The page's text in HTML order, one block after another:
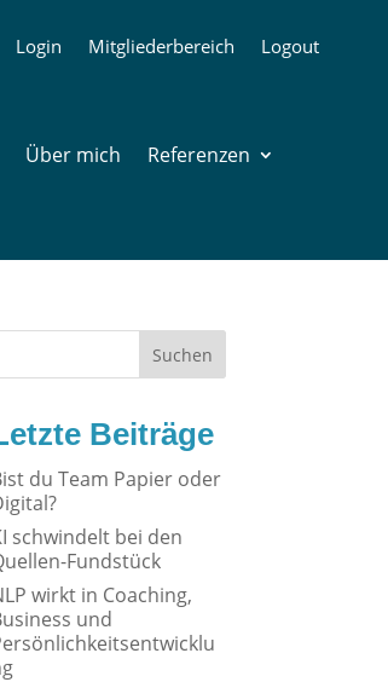
Login Mitgliederbereich Logout
Über mich
Referenzen
Suchen
Beiträge
du Team Papier oder
schwindelt bei den
Fundstück
wirkt in Coaching,
und